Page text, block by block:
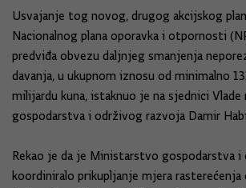
Usvajanje tog novog, drugog akcijskog
Nacionalnog plana oporavka i otpornosti
predviđa obvezu daljnjeg smanjenja
davanja, u ukupnom iznosu od minimalno
milijardu kuna, istaknuo je na sjednici
gospodarstva i održivog razvoja Damir
Rekao je da je Ministarstvo gospodarstva
koordiniralo prikupljanje mjera